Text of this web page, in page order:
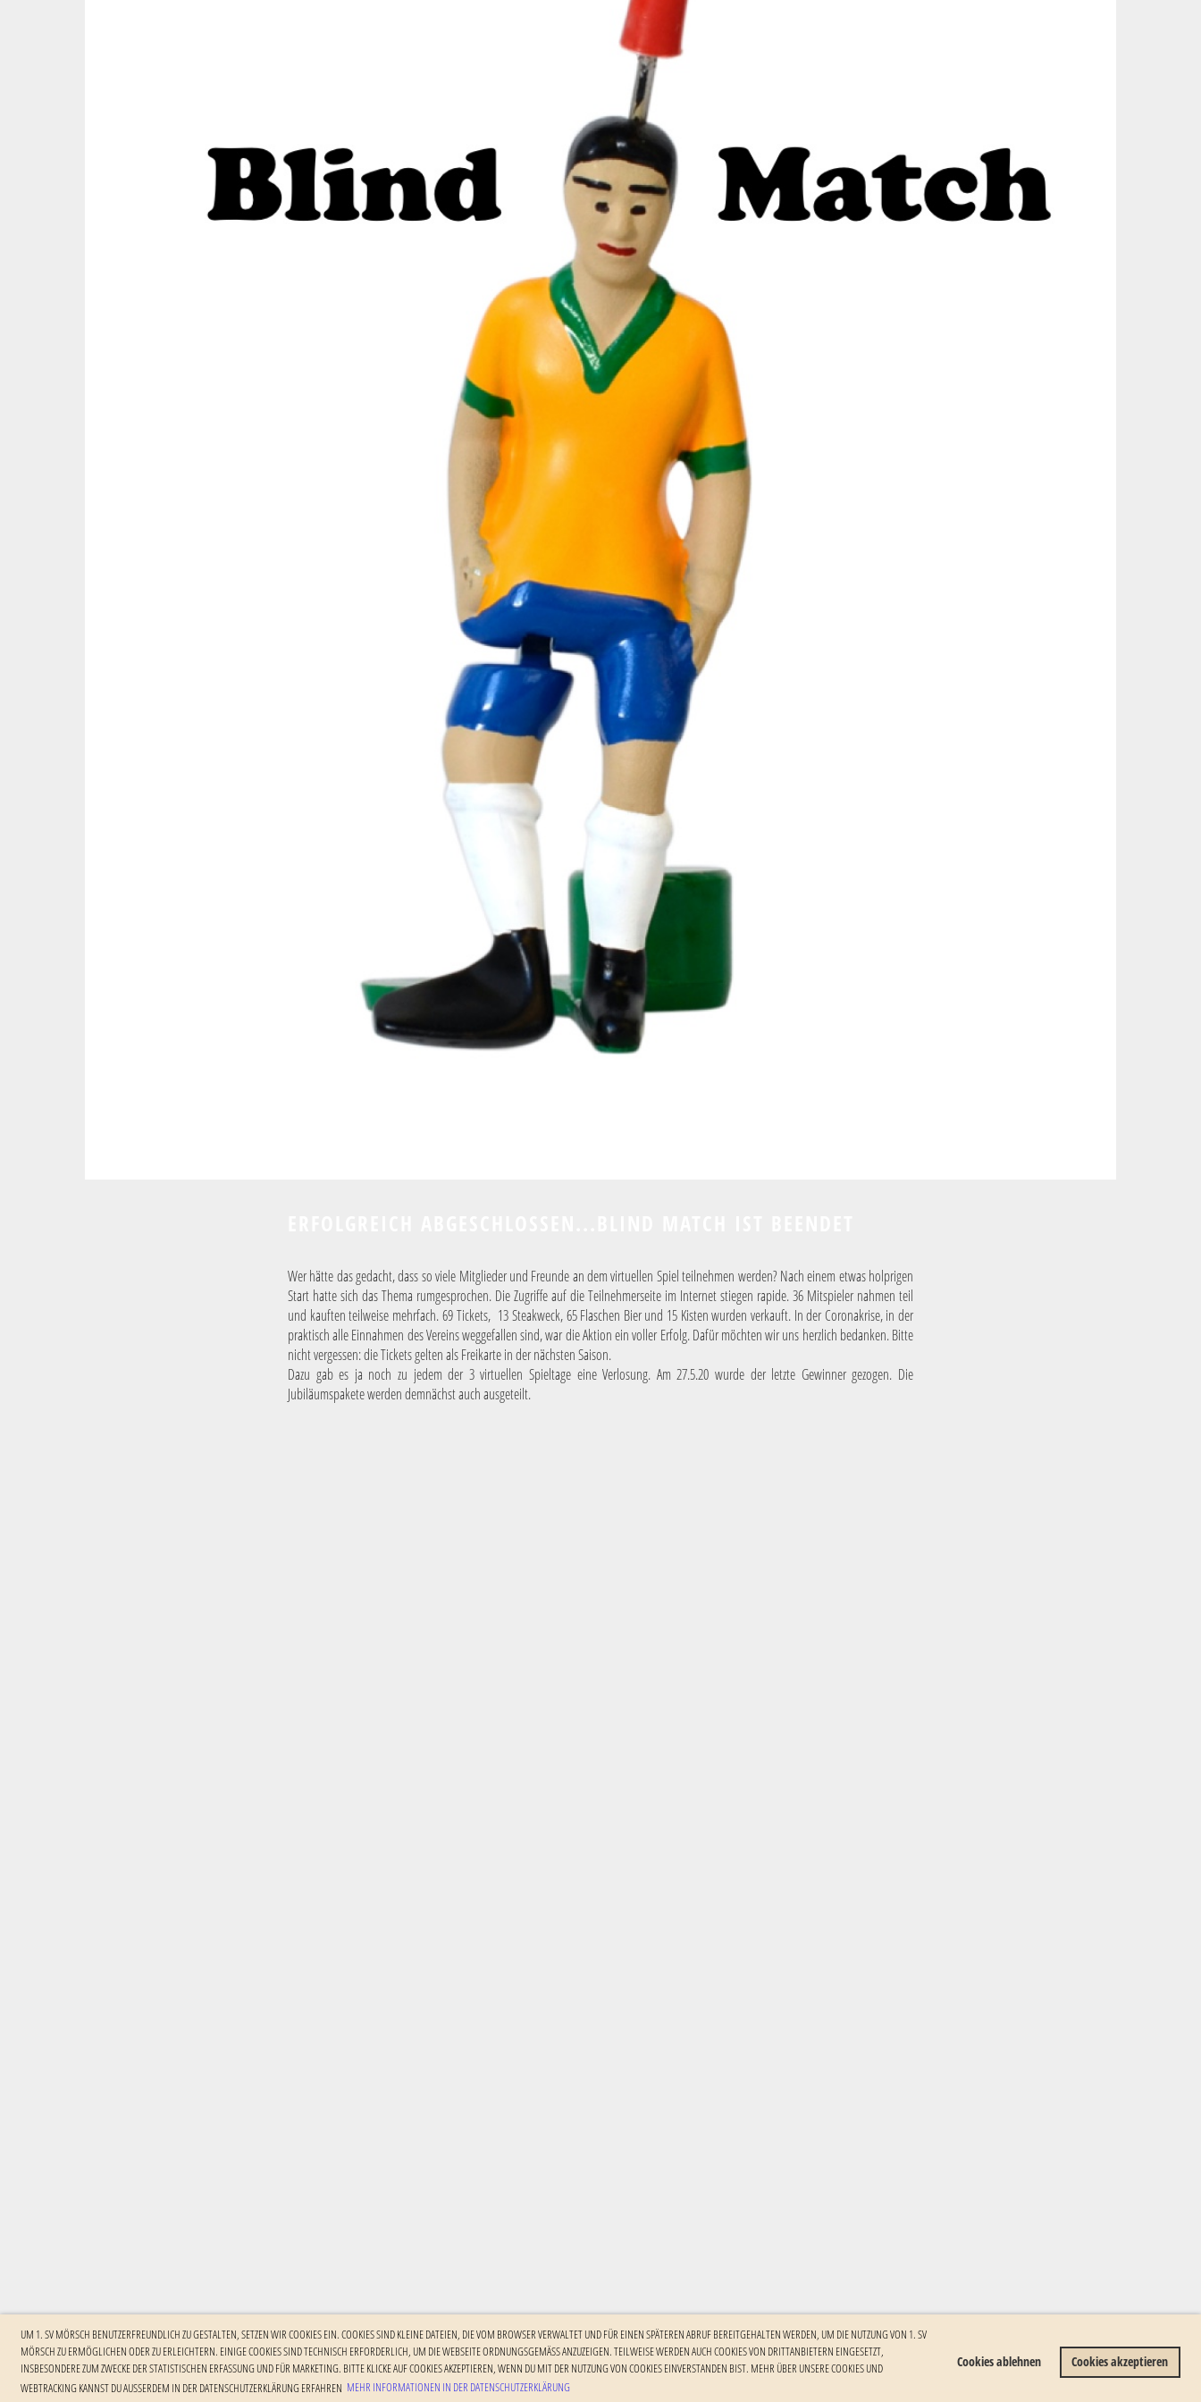
UM 1. SV MÖRSCH BENUTZERFREUNDLICH ZU GESTALTEN, SETZEN WIR COOKIES EIN. COOKIES SIND KLEINE DATEIEN, DIE VOM BROWSER VERWALTET UND FÜR EINEN SPÄTEREN ABRUF BEREITGEHALTEN WERDEN, UM DIE NUTZUNG VON 1. SV
MÖRSCH ZU ERMÖGLICHEN ODER ZU ERLEICHTERN. EINIGE COOKIES SIND TECHNISCH ERFORDERLICH, UM DIE WEBSEITE ORDNUNGSGEMÄSS ANZUZEIGEN. TEILWEISE WERDEN AUCH COOKIES VON DRITTANBIETERN EINGESETZT, I
NSBESONDERE ZUM ZWECKE DER STATISTISCHEN ERFASSUNG UND FÜR MARKETING. BITTE KLICKE AUF COOKIES AKZEPTIEREN, WENN DU MIT DER NUTZUNG VON COOKIES EINVERSTANDEN BIST. MEHR ÜBER UNSERE COOKIES UND W
EBTRACKING KANNST DU AUSSERDEM IN DER DATENSCHUTZERKLÄRUNG ERFAHREN
MEHR INFORMATIONEN IN DER DATENSCHUTZERKLÄRUNG
Cookies ablehnen Cookies akzeptieren
Wer hätte das gedacht, dass so viele Mitglieder und Freunde an dem virtuellen Spiel teilnehmen werden? Nach einem etwas holprigen
Start hatte sich das Thema rumgesprochen. Die Zugriffe auf die Teilnehmerseite im Internet stiegen rapide. 36 Mitspieler nahmen teil
und kauften teilweise mehrfach. 69 Tickets, 13 Steakweck, 65 Flaschen Bier und 15 Kisten wurden verkauft. In der Coronakrise, in der
praktisch alle Einnahmen des Vereins weggefallen sind, war die Aktion ein voller Erfolg. Dafür möchten wir uns herzlich bedanken. Bitte
nicht vergessen: die Tickets gelten als Freikarte in der nächsten Saison.
Dazu gab es ja noch zu jedem der 3 virtuellen Spieltage eine Verlosung. Am 27.5.20 wurde der letzte Gewinner gezogen. Die
Jubiläumspakete werden demnächst auch ausgeteilt.